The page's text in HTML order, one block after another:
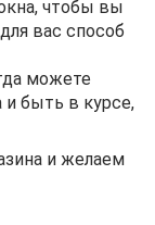
чтобы вы
вас способ
можете
и быть в курсе,
и желаем